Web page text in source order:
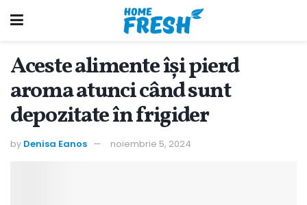
Aceste alimente își pierd
aroma atunci când sunt
depozitate în frigider
by Denisa Eanos noiembrie 5, 2024